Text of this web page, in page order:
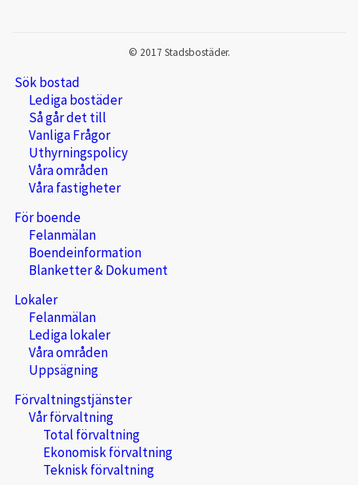
© 2017 Stadsbostäder.
Sök bostad
Lediga bostäder
Så går det till
Vanliga Frågor
Uthyrningspolicy
Våra områden
Våra fastigheter
För boende
Felanmälan
Boendeinformation
Blanketter & Dokument
Lokaler
Felanmälan
Lediga lokaler
Våra områden
Uppsägning
Förvaltningstjänster
Vår förvaltning
Total förvaltning
Ekonomisk förvaltning
Teknisk förvaltning